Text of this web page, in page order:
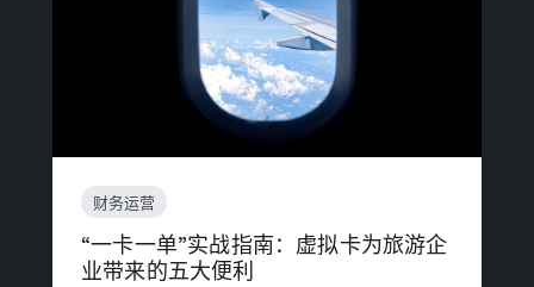
财务运营
“一卡一单”实战指南：虚拟卡为旅游企
业带来的五大便利